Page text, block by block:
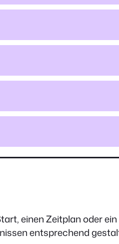
einen Zeitplan oder
entsprechend